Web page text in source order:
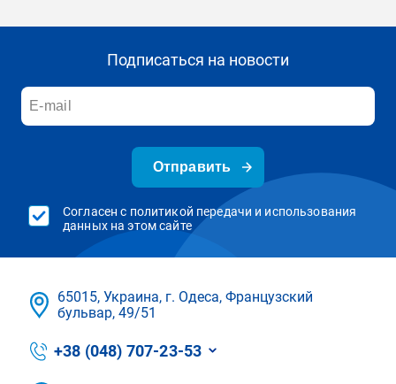
Подписаться на новости
Отправить
Согласен с политикой передачи и использования
данных на этом сайте
65015, Украина, г. Одеса, Французский
бульвар, 49/51
+38 (048) 707-23-53